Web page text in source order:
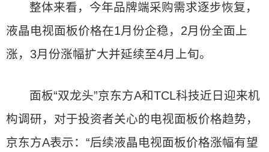
整体来看，今年品牌端采购需求逐步恢复，
液晶电视面板价格在1月份企稳，2月份全面上
涨，3月份涨幅扩大并延续至4月上旬。
面板“双龙头”京东方A和TCL科技近日迎来机
构调研，对于投资者关心的电视面板价格趋势，
京东方A表示：“后续液晶电视面板价格涨幅有望